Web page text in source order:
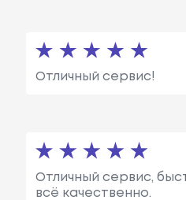
Отличный сервис!
Отличный сервис,
всё качественно.